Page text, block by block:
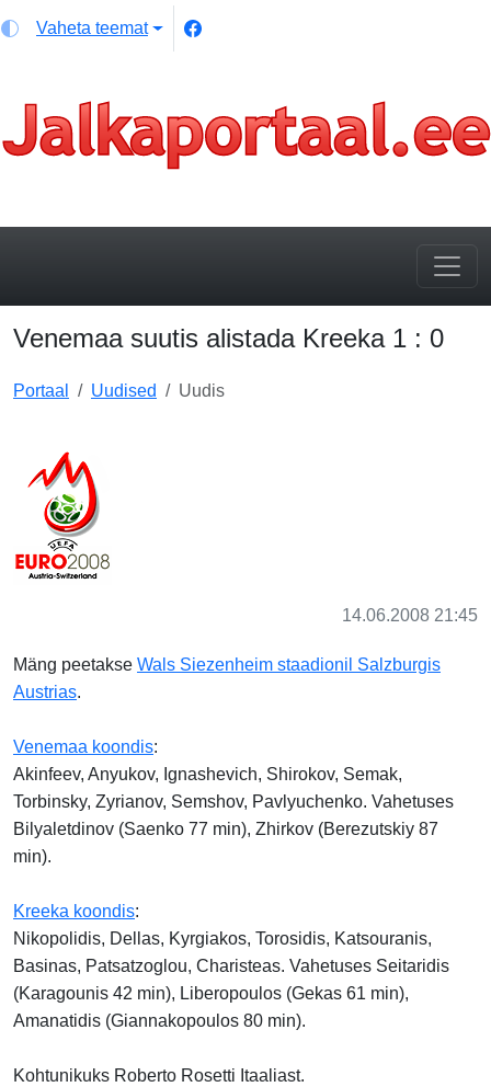
Vaheta teemat
Venemaa suutis alistada Kreeka 1 : 0
Portaal Uudised Uudis
14.06.2008 21:45
Mäng peetakse Wals Siezenheim staadionil Salzburgis
Austrias.
Venemaa koondis:
Akinfeev, Anyukov, Ignashevich, Shirokov, Semak,
Torbinsky, Zyrianov, Semshov, Pavlyuchenko. Vahetuses
Bilyaletdinov (Saenko 77 min), Zhirkov (Berezutskiy 87
min).
Kreeka koondis:
Nikopolidis, Dellas, Kyrgiakos, Torosidis, Katsouranis,
Basinas, Patsatzoglou, Charisteas. Vahetuses Seitaridis
(Karagounis 42 min), Liberopoulos (Gekas 61 min),
Amanatidis (Giannakopoulos 80 min).
Kohtunikuks Roberto Rosetti Itaaliast.